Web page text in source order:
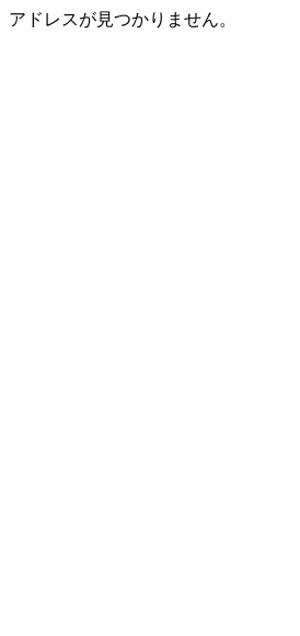
アドレスが見つかりません。